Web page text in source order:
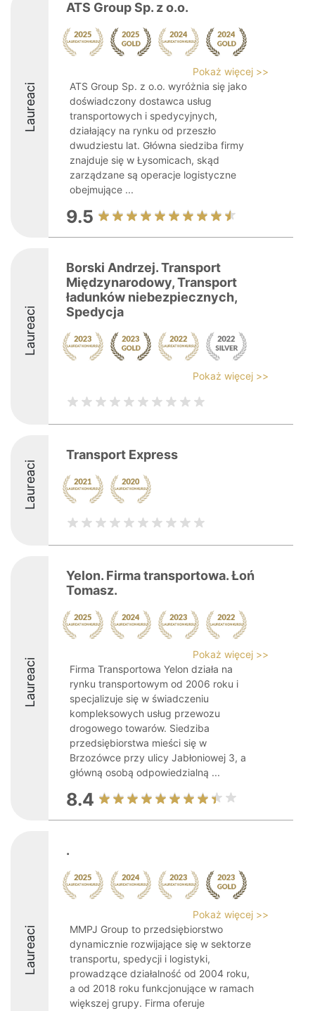
Laureaci
ATS Group Sp. z o.o.
Pokaż więcej >>
ATS Group Sp. z o.o. wyróżnia się jako
doświadczony dostawca usług
transportowych i spedycyjnych,
działający na rynku od przeszło
dwudziestu lat. Główna siedziba firmy
znajduje się w Łysomicach, skąd
zarządzane są operacje logistyczne
obejmujące ...
9.5
Laureaci
Borski Andrzej. Transport
Międzynarodowy, Transport
ładunków niebezpiecznych,
Spedycja
Pokaż więcej >>
Laureaci
Transport Express
Laureaci
Yelon. Firma transportowa. Łoń
Tomasz.
Pokaż więcej >>
Firma Transportowa Yelon działa na
rynku transportowym od 2006 roku i
specjalizuje się w świadczeniu
kompleksowych usług przewozu
drogowego towarów. Siedziba
przedsiębiorstwa mieści się w
Brzozówce przy ulicy Jabłoniowej 3, a
główną osobą odpowiedzialną ...
8.4
Laureaci
.
Pokaż więcej >>
MMPJ Group to przedsiębiorstwo
dynamicznie rozwijające się w sektorze
transportu, spedycji i logistyki,
prowadzące działalność od 2004 roku,
a od 2018 roku funkcjonujące w ramach
większej grupy. Firma oferuje